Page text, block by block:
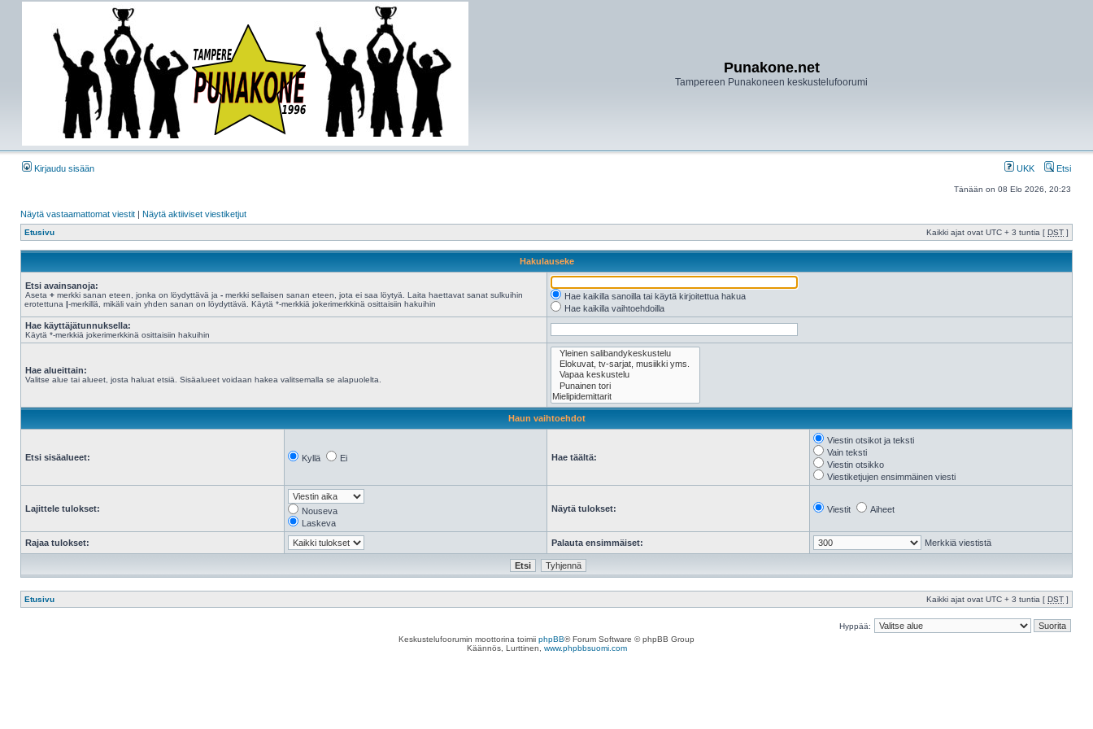
Punakone.net
Tampereen Punakoneen keskustelufoorumi
Kirjaudu sisään UKK Etsi
Tänään on 08 Elo 2026, 20:23
Näytä vastaamattomat viestit | Näytä aktiiviset viestiketjut
Etusivu Kaikki ajat ovat UTC + 3 tuntia [ DST ]
Hakulauseke
Etsi avainsanoja:
Aseta + merkki sanan eteen, jonka on löydyttävä ja - merkki sellaisen sanan eteen, jota ei saa löytyä. Laita haettavat sanat sulkuihin
erotettuna |-merkillä, mikäli vain yhden sanan on löydyttävä. Käytä *-merkkiä jokerimerkkinä osittaisiin hakuihin
Hae kaikilla sanoilla tai käytä kirjoitettua hakua
Hae kaikilla vaihtoehdoilla
Hae käyttäjätunnuksella:
Käytä *-merkkiä jokerimerkkinä osittaisiin hakuihin
Hae alueittain:
Valitse alue tai alueet, josta haluat etsiä. Sisäalueet voidaan hakea valitsemalla se alapuolelta.
Haun vaihtoehdot
Etsi sisäalueet: Kyllä Ei Hae täältä:
Viestin otsikot ja teksti
Vain teksti
Viestin otsikko
Viestiketjujen ensimmäinen viesti
Lajittele tulokset:
Nouseva
Laskeva
Näytä tulokset: Viestit Aiheet
Rajaa tulokset: Palauta ensimmäiset: Merkkiä viestistä
Etusivu Kaikki ajat ovat UTC + 3 tuntia [ DST ]
Hyppää:
Keskustelufoorumin moottorina toimii phpBB® Forum Software © phpBB Group
Käännös, Lurttinen, www.phpbbsuomi.com